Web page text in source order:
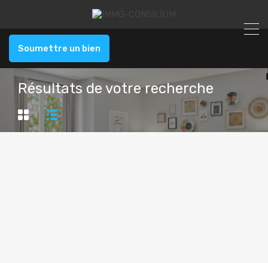
Soumettre un bien
Résultats de votre recherche